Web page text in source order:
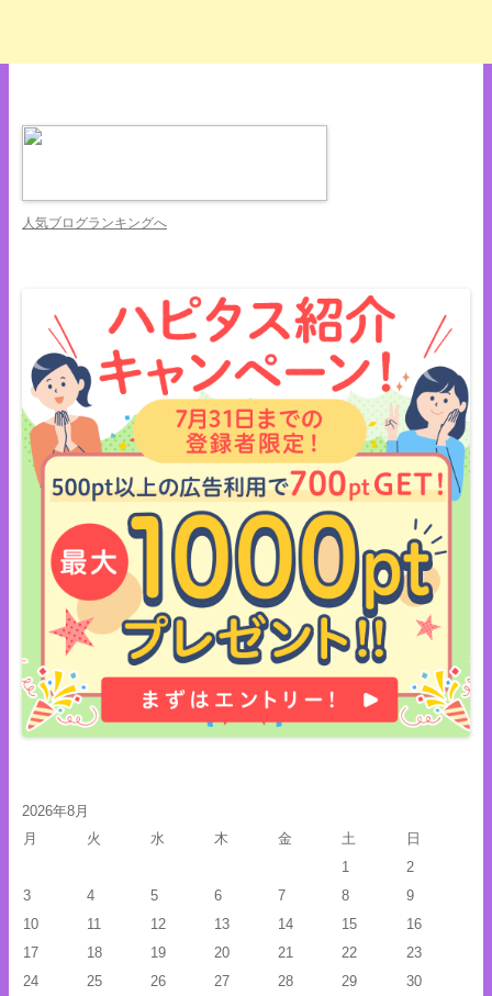
人気ブログランキングへ
2026年8月
月
火 水 木 金 土
日
1
2
3
4 5 6 7 8
9
10
11 12 13 14 15
16
17
18 19 20 21 22
23
24
25 26 27 28 29 30